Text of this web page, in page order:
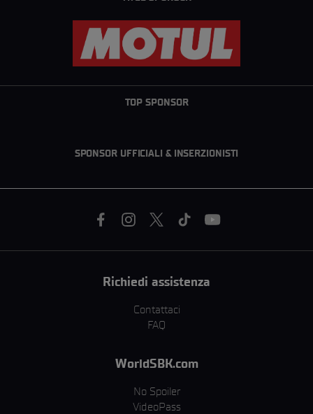
TOP SPONSOR
SPONSOR UFFICIALI & INSERZIONISTI
Richiedi assistenza
Contattaci
FAQ
WorldSBK.com
No Spoiler
VideoPass